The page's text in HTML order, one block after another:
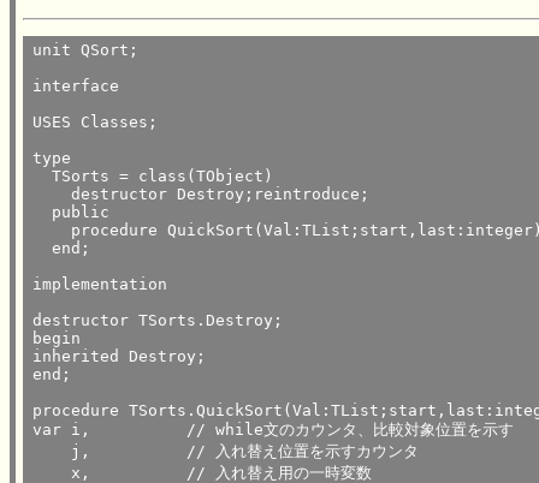
unit QSort;
interface
USES Classes;
type
  TSorts = class(TObject)
    destructor Destroy;reintroduce;
  public
procedure
  end;
implementation
destructor TSorts.Destroy;
begin
inherited Destroy;
end;
procedure
var i,		// while文のカウンタ、比較対象位置を示す
    j,		// 入れ替え位置を示すカウンタ
    x,		// 入れ替え用の一時変数